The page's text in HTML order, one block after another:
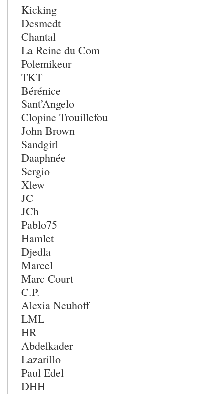
Kicking
Desmedt
Chantal
La Reine du Com
Polemikeur
TKT
Bérénice
Sant’Angelo
Clopine Trouillefou
John Brown
Sandgirl
Daaphnée
Sergio
Xlew
JC
JCh
Pablo75
Hamlet
Djedla
Marcel
Marc Court
C.P.
Alexia Neuhoff
LML
HR
Abdelkader
Lazarillo
Paul Edel
DHH